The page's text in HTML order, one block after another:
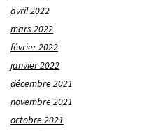
avril 2022
mars 2022
février 2022
janvier 2022
décembre 2021
novembre 2021
octobre 2021